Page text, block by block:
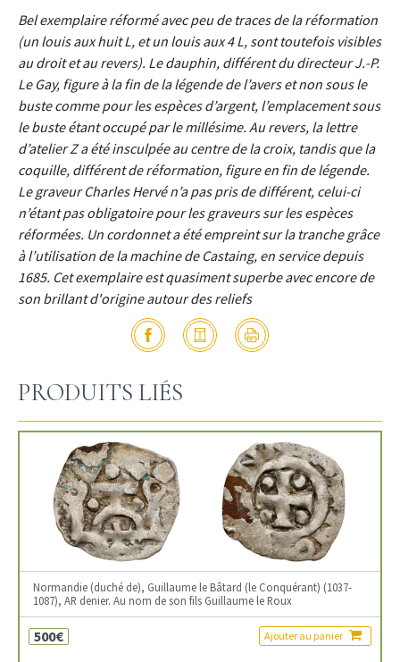
Bel exemplaire réformé avec peu de traces de la réformation
(un louis aux huit L, et un louis aux 4 L, sont toutefois visibles
au droit et au revers). Le dauphin, différent du directeur J.-P.
Le Gay, figure à la fin de la légende de l’avers et non sous le
buste comme pour les espèces d’argent, l’emplacement sous
le buste étant occupé par le millésime. Au revers, la lettre
d’atelier Z a été insculpée au centre de la croix, tandis que la
coquille, différent de réformation, figure en fin de légende.
Le graveur Charles Hervé n’a pas pris de différent, celui-ci
n’étant pas obligatoire pour les graveurs sur les espèces
réformées. Un cordonnet a été empreint sur la tranche grâce
à l’utilisation de la machine de Castaing, en service depuis
1685. Cet exemplaire est quasiment superbe avec encore de
son brillant d'origine autour des reliefs
PRODUITS LIÉS
Normandie (duché de), Guillaume le Bâtard (le Conquérant) (1037-
1087), AR denier. Au nom de son fils Guillaume le Roux
500€ Ajouter au panier